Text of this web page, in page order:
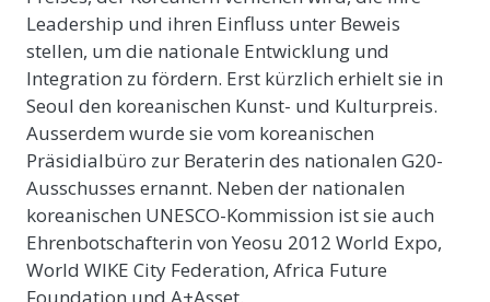
Leadership und ihren Einfluss unter Beweis
stellen, um die nationale Entwicklung und
Integration zu fördern. Erst kürzlich erhielt sie in
Seoul den koreanischen Kunst- und Kulturpreis.
Ausserdem wurde sie vom koreanischen
Präsidialbüro zur Beraterin des nationalen G20-
Ausschusses ernannt. Neben der nationalen
koreanischen UNESCO-Kommission ist sie auch
Ehrenbotschafterin von Yeosu 2012 World Expo,
World WIKE City Federation, Africa Future
Foundation und A+Asset.